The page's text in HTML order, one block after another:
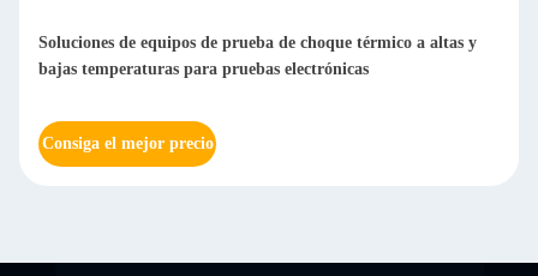
Soluciones de equipos de prueba de choque térmico a altas y
bajas temperaturas para pruebas electrónicas
Consiga el mejor precio